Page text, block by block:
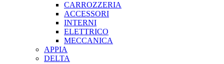
CARROZZERIA
ACCESSORI
INTERNI
ELETTRICO
MECCANICA
APPIA
DELTA